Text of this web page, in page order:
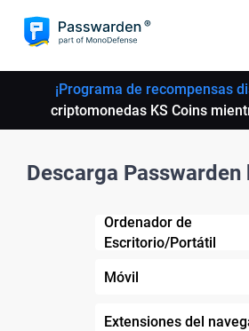
¡Programa de recompensas
criptomonedas KS Coins
Descarga Passwarden
Ordenador de
Escritorio/Portátil
Móvil
Extensiones del